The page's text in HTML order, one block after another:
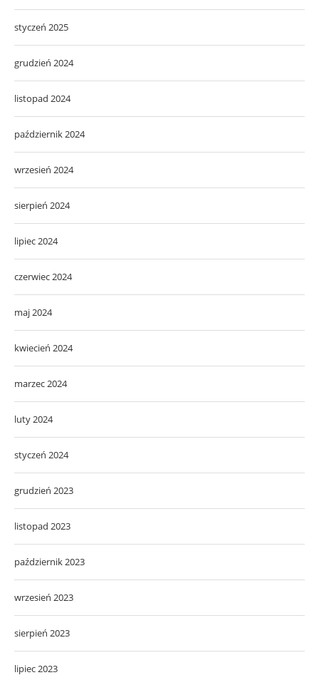
styczeń 2025
grudzień 2024
listopad 2024
październik 2024
wrzesień 2024
sierpień 2024
lipiec 2024
czerwiec 2024
maj 2024
kwiecień 2024
marzec 2024
luty 2024
styczeń 2024
grudzień 2023
listopad 2023
październik 2023
wrzesień 2023
sierpień 2023
lipiec 2023